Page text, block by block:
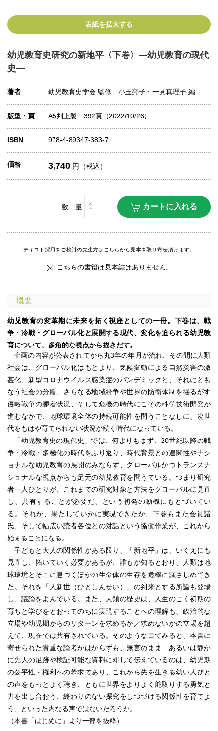
表紙を拡大する
幼児教育史研究の新地平〈下巻〉―幼児教育の現代
史―
著者 幼児教育史学会 監修 小玉亮子・一見真理子 編
版型・頁 A5判上製 392頁（2022/10/26）
ISBN 978-4-89347-383-7
価格 3,740 円（税込）
数 量
テキスト採用をご検討の先生方はこちらから見本を取り寄せ頂けます。
こちらの書籍は見本誌はありません。
概要
幼児教育の変革期に未来を拓く視座としての一冊。下巻は、戦
争・冷戦・グローバル化と展開する現代、変化を迫られる幼児教
育について、多角的な視点から描きだす。
企画の内容が公表されてから丸3年の年月が流れ、その間に人類
社会は、グローバル化はもとより、気候変動による自然災害の激
甚化、新型コロナウイルス感染症のパンデミックと、それにとも
なう社会の分断、さらなる地域紛争や世界の防衛体制を揺るがす
侵略戦争の膠着状況、そして危機の時代にこその科学技術開発が
進むなかで、地球環境全体の持続可能性を問うことなしに、次世
代をもはや育てられない状況が続く時代になっている。
「幼児教育史の現代史」では、何よりもまず、20世紀以降の戦
争・冷戦・多極化の時代をふり返り、時代背景との連関性やナシ
ョナルな幼児教育の展開のみならず、グローバルかつトランスナ
ショナルな視点からも足元の幼児教育を問うている。つまり研究
者一人ひとりが、これまでの研究対象と方法をグローバルに見直
し、共有することが必要だ、という初発の動機にもとづいてい
る。それが、果たしていかに実現できたか、下巻もまた会員諸
氏、そして幅広い読者各位との対話という協働作業が、これから
始まることになる。
子どもと大人の関係性がある限り、「新地平」は、いくえにも
見直し、拓いていく必要があるが、誰もが知るとおり、人類は地
球環境とそこに息づくほかの生命体の生存を危機に瀕さしめてき
た。それを「人新世（ひとしんせい）」の到来とする所論も登場
し、議論をよんでいる。また、人類の歴史は、人生のごく初期の
育ちと学びをとおってのちに実現することへの理解も、政治的な
立場や幼児期からのリターンを求めるか／求めないかの立場を超
えて、現在では共有されている。そのような目でみると、本書に
寄せられた貴重な論考がはからずも、無言のまま、あるいは静か
に先人の足跡や検証可能な資料に即して伝えているのは、幼児期
の公平性・権利への希求であり、これから先を生きる幼い人びと
の声をもっとよく聴き、ともに世界をよりよく舵取りする勇気と
力を出し合おう、終わりのない探究をしつづける関係性を育てよ
う、といった内なる声ではないだろうか。
（本書「はじめに」より一部を抜粋）